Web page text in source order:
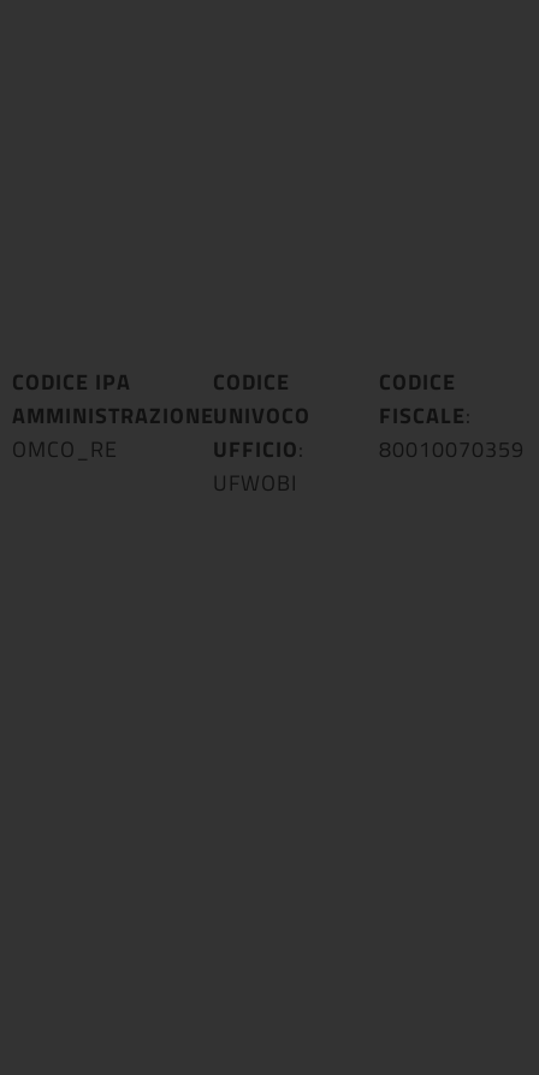
CODICE IPA
AMMINISTRAZIONE:
OMCO_RE
CODICE
UNIVOCO
UFFICIO:
UFWOBI
CODICE
FISCALE:
80010070359